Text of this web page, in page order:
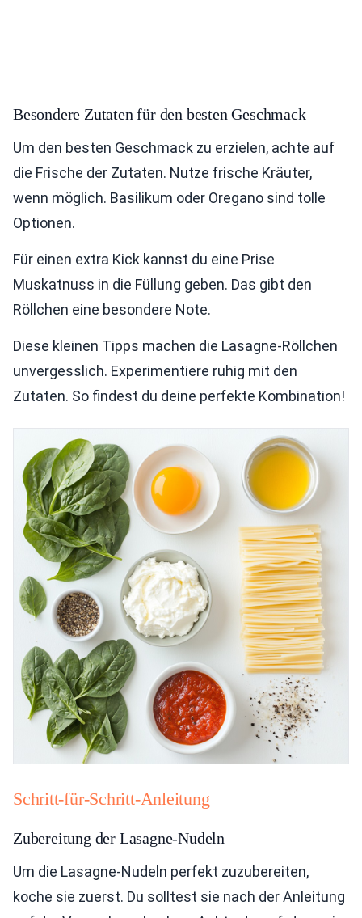
Besondere Zutaten für den besten Geschmack
Um den besten Geschmack zu erzielen, achte auf
die Frische der Zutaten. Nutze frische Kräuter,
wenn möglich. Basilikum oder Oregano sind tolle
Optionen.
Für einen extra Kick kannst du eine Prise
Muskatnuss in die Füllung geben. Das gibt den
Röllchen eine besondere Note.
Diese kleinen Tipps machen die Lasagne-Röllchen
unvergesslich. Experimentiere ruhig mit den
Zutaten. So findest du deine perfekte Kombination!
Schritt-für-Schritt-Anleitung
Zubereitung der Lasagne-Nudeln
Um die Lasagne-Nudeln perfekt zuzubereiten,
koche sie zuerst. Du solltest sie nach der Anleitung